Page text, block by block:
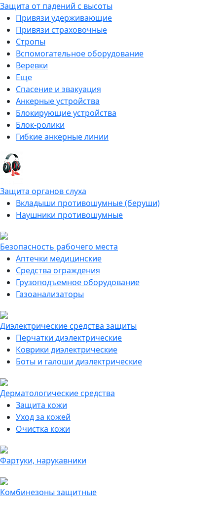
Защита от падений с высоты
Привязи удерживающие
Привязи страховочные
Стропы
Вспомогательное оборудование
Веревки
Еще
Спасение и эвакуация
Анкерные устройства
Блокирующие устройства
Блок-ролики
Гибкие анкерные линии
Защита органов слуха
Вкладыши противошумные (беруши)
Наушники противошумные
Безопасность рабочего места
Аптечки медицинские
Средства ограждения
Грузоподъемное оборудование
Газоанализаторы
Диэлектрические средства защиты
Перчатки диэлектрические
Коврики диэлектрические
Боты и галоши диэлектрические
Дерматологические средства
Защита кожи
Уход за кожей
Очистка кожи
Фартуки, нарукавники
Комбинезоны защитные